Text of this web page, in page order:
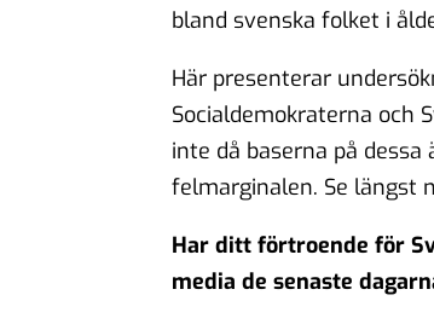
bland svenska folket i
Här presenterar
Socialdemokraterna och
inte då baserna på
felmarginalen. Se längst
Har ditt förtroende för
media de senaste